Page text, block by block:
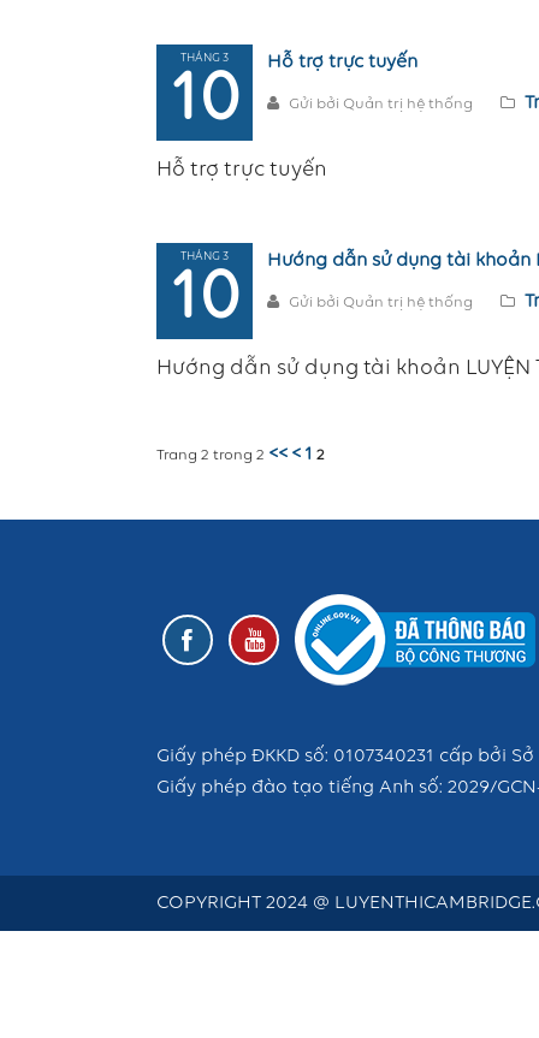
THÁNG 3
10
Hỗ trợ trực tuyến
Gửi bởi Quản trị hệ thống
Hỗ trợ trực tuyến
THÁNG 3
10
Hướng dẫn sử dụng tài khoản
Gửi bởi Quản trị hệ thống
Hướng dẫn sử dụng tài khoản LUYỆN
Trang 2 trong 2 << < 1 2
Giấy phép ĐKKD số: 0107340231 cấp bởi
Giấy phép đào tạo tiếng Anh số: 2029/
COPYRIGHT 2024 @